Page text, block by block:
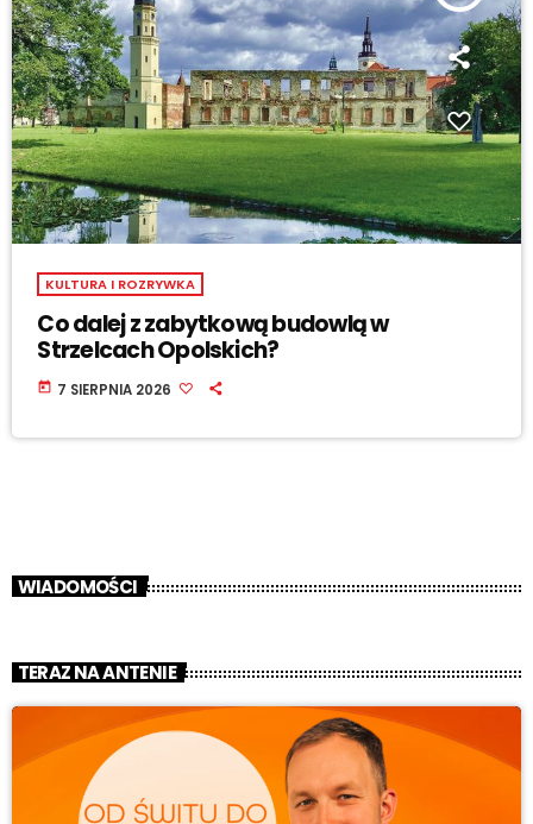
KULTURA I ROZRYWKA
Co dalej z zabytkową budowlą w
Strzelcach Opolskich?
today 7 SIERPNIA 2026
WIADOMOŚCI
TERAZ NA ANTENIE